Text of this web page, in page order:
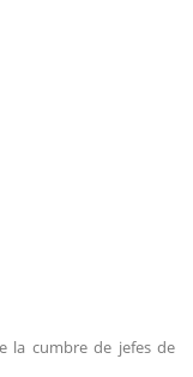
la cumbre de jefes de